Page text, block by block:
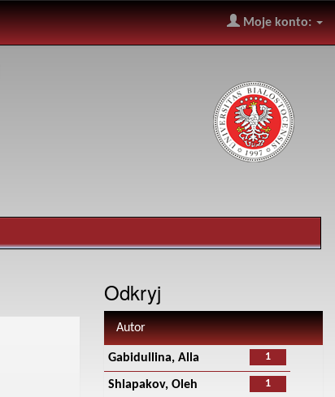
Moje konto:
Odkryj
Autor
1
Gabidullina, Alla
1
Shlapakov, Oleh